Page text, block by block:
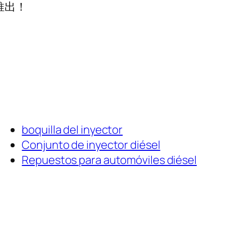
！
boquilla del inyector
Conjunto de inyector diésel
Repuestos para automóviles diésel